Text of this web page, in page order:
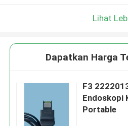
Lihat
Dapatkan Harga
F3
Endoskopi
Portable